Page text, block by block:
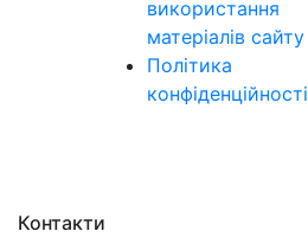
використання
матеріалів сайту
Політика
конфіденційності
Контакти